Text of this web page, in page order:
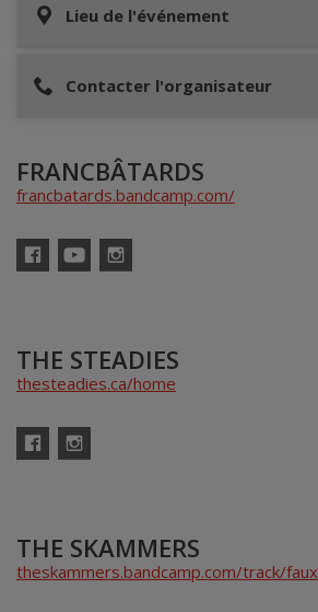
Lieu de l'événement
Contacter l'organisateur
FRANCBÂTARDS
francbatards.bandcamp.com/
THE STEADIES
thesteadies.ca/home
THE SKAMMERS
theskammers.bandcamp.com/track/